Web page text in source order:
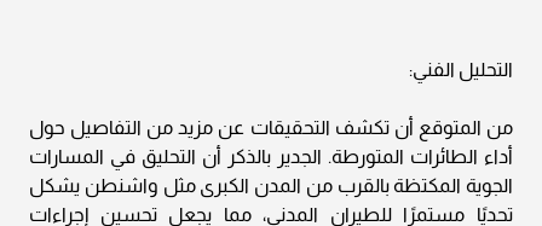
التحليل الفني:
من المتوقع أن تكشف التحقيقات عن مزيد من التفاصيل حول
أداء الطائرات المتورطة. الجدير بالذكر أن التحليق في المسارات
الجوية المكتظة بالقرب من المدن الكبرى مثل واشنطن يشكل
تحديًا مستمرًا للطيران المدني، مما يجعل تحسين إجراءات